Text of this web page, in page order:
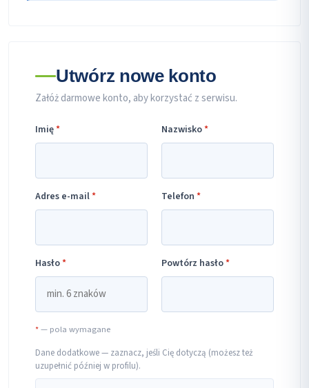
Utwórz nowe konto
Załóż darmowe konto, aby korzystać z serwisu.
Imię* Nazwisko*
Adres e-mail* Telefon *
Hasło* Powtórz hasło*
*— pola wymagane
Dane dodatkowe — zaznacz, jeśli Cię dotyczą (możesz też
uzupełnić później w profilu).